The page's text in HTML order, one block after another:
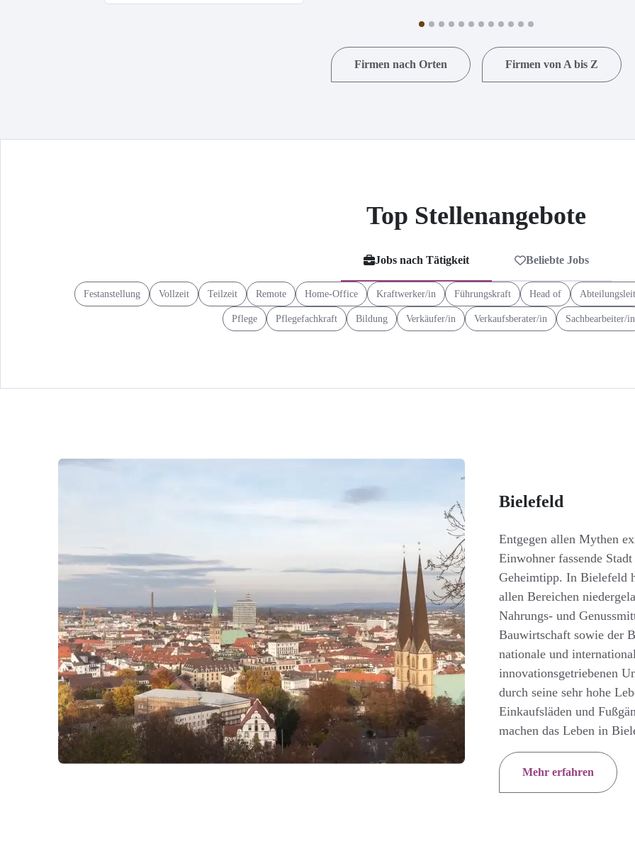
Firmen nach Orten Firmen von A bis Z
Top Stellenangebote
Jobs nach Tätigkeit Beliebte Jobs
Festanstellung Vollzeit Teilzeit Remote Home-Office Kraftwerker/in Führungskraft Head of
Pflege Pflegefachkraft Bildung Verkäufer/in Verkaufsberater/in Sachbearbeiter/in
Bielefeld
Entgegen allen Mythen
Einwohner fassende
Geheimtipp. In Bielefeld
allen Bereichen
Nahrungs- und
Bauwirtschaft sowie der
nationale und
innovationsgetriebenen
durch seine sehr hohe
Einkaufsläden und
machen das Leben in
Mehr erfahren